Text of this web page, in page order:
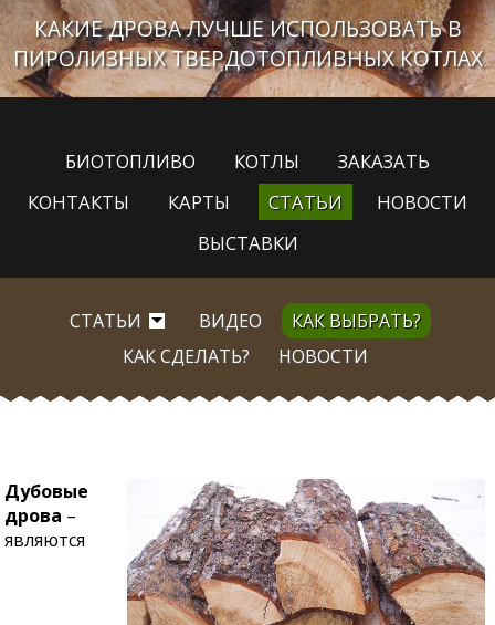
КАКИЕ ДРОВА ЛУЧШЕ ИСПОЛЬЗОВАТЬ В
ПИРОЛИЗНЫХ ТВЕРДОТОПЛИВНЫХ КОТЛАХ
БИОТОПЛИВО КОТЛЫ
ЗАКАЗАТЬ
КОНТАКТЫ
КАРТЫ СТАТЬИ
НОВОСТИ
ВЫСТАВКИ
СТАТЬИ ВИДЕО
КАК ВЫБРАТЬ?
КАК СДЕЛАТЬ?
НОВОСТИ
Дубовые
дрова –
являются